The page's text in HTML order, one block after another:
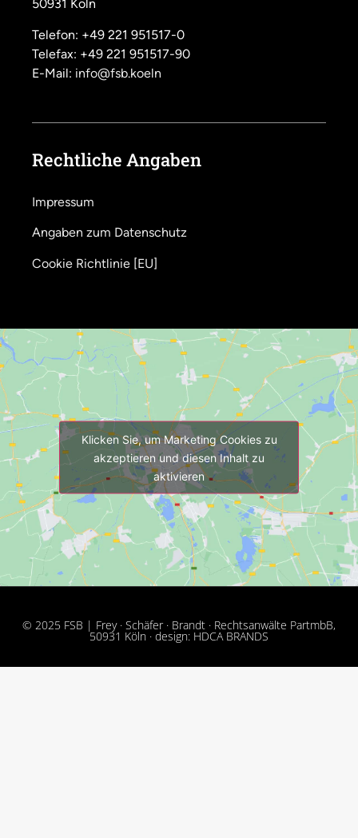
50931 Köln
Telefon: +49 221 951517-0
Telefax: +49 221 951517-90
E-Mail: info@fsb.koeln
Rechtliche Angaben
Impressum
Angaben zum Datenschutz
Cookie Richtlinie [EU]
Klicken Sie, um Marketing Cookies zu
akzeptieren und diesen Inhalt zu
aktivieren
© 2025 FSB | Frey · Schäfer · Brandt · Rechtsanwälte PartmbB,
50931 Köln · design: HDCA BRANDS